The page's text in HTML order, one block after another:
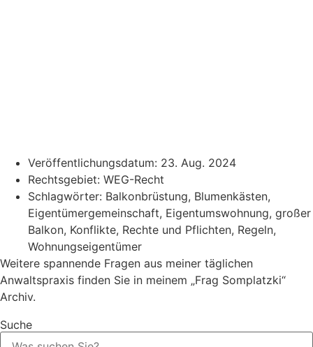
Veröffentlichungsdatum: 23. Aug. 2024
Rechtsgebiet: WEG-Recht
Schlagwörter: Balkonbrüstung, Blumenkästen,
Eigentümergemeinschaft, Eigentumswohnung, großer
Balkon, Konflikte, Rechte und Pflichten, Regeln,
Wohnungseigentümer
Weitere spannende Fragen aus meiner täglichen
Anwaltspraxis finden Sie in meinem „Frag Somplatzki“
Archiv.
Suche